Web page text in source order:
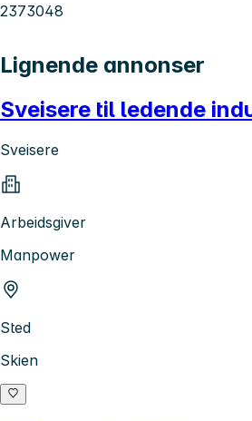
2373048
Lignende annonser
Sveisere til ledende
Sveisere
Arbeidsgiver
Manpower
Sted
Skien